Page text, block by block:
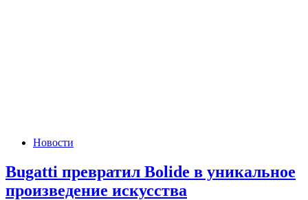
Новости
Bugatti превратил Bolide в уникальное
произведение искусства